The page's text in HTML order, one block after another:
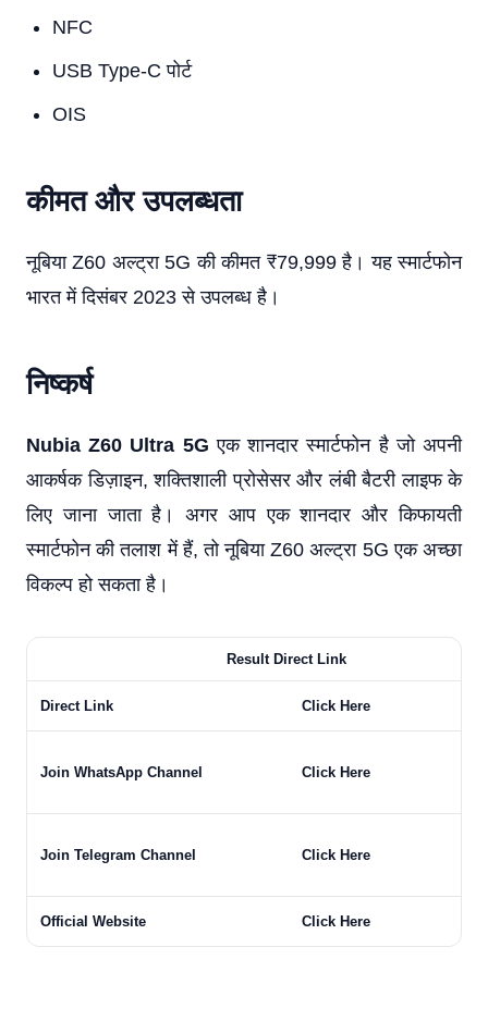
NFC
USB Type-C पोर्ट
OIS
कीमत और उपलब्धता
नूबिया Z60 अल्ट्रा 5G की कीमत ₹79,999 है। यह स्मार्टफोन
भारत में दिसंबर 2023 से उपलब्ध है।
निष्कर्ष
Nubia Z60 Ultra 5G एक शानदार स्मार्टफोन है जो अपनी
आकर्षक डिज़ाइन, शक्तिशाली प्रोसेसर और लंबी बैटरी लाइफ के
लिए जाना जाता है। अगर आप एक शानदार और किफायती
स्मार्टफोन की तलाश में हैं, तो नूबिया Z60 अल्ट्रा 5G एक अच्छा
विकल्प हो सकता है।
Result Direct Link
Direct Link Click Here
Join WhatsApp Channel Click Here
Join Telegram Channel Click Here
Official Website Click Here